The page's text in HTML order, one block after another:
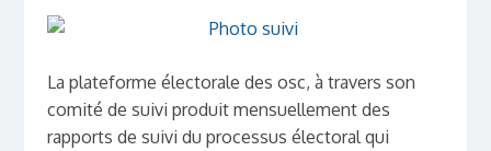
La plateforme électorale des osc, à travers son
comité de suivi produit mensuellement des
rapports de suivi du processus électoral qui